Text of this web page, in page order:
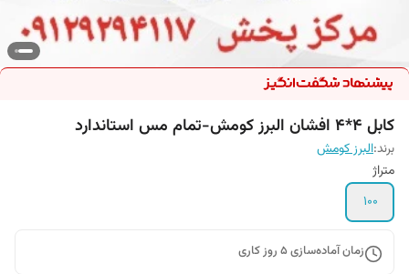
کابل 4*4 افشان البرز کومش-تمام مس استاندارد
برند:البرز کومش
متراژ
100
زمان آماده‌سازی5 روز کاری